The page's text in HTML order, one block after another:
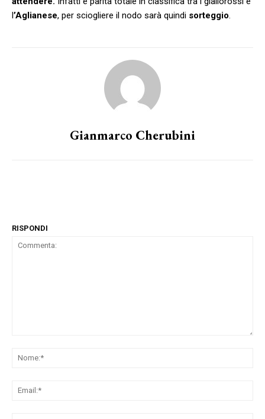
l’Aglianese, per sciogliere il nodo sarà quindi sorteggio.
Gianmarco Cherubini
RISPONDI